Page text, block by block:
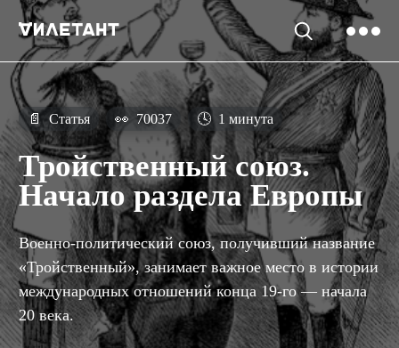
📄 Статья 👀 70037 🕓 1 минута
Тройственный союз.
Начало раздела Европы
Военно-политический союз, получивший название
«Тройственный», занимает важное место в истории
международных отношений конца 19-го — начала
20 века.